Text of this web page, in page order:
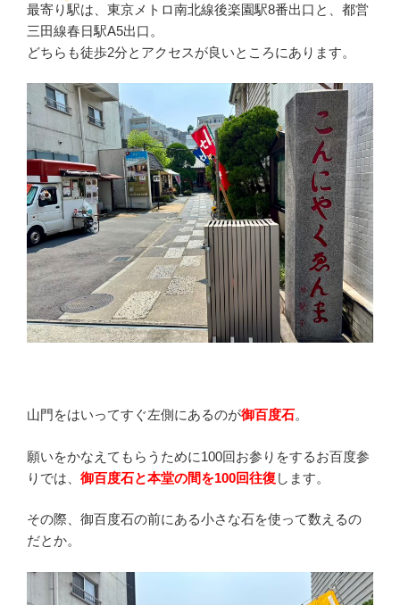
最寄り駅は、東京メトロ南北線後楽園駅8番出口と、都営
三田線春日駅A5出口。
どちらも徒歩2分とアクセスが良いところにあります。
山門をはいってすぐ左側にあるのが御百度石。
願いをかなえてもらうために100回お参りをするお百度参
りでは、 御百度石と本堂の間を100回往復 します。
その際、御百度石の前にある小さな石を使って数えるの
だとか。